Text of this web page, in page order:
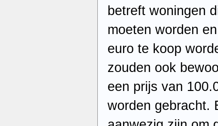
betreft woningen
moeten worden
euro te koop
zouden ook
een prijs van
worden gebracht.